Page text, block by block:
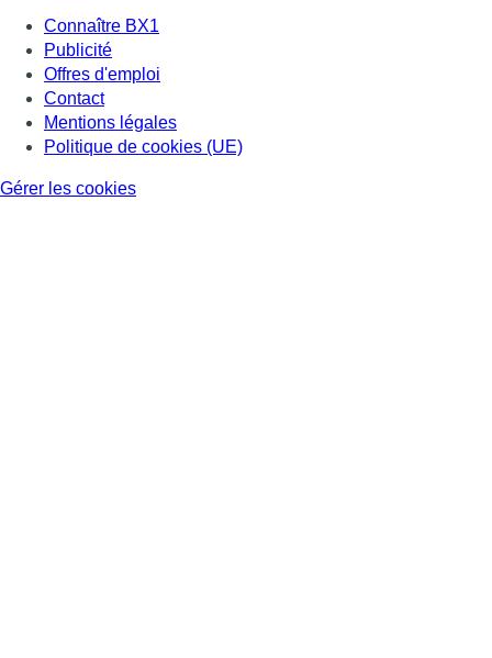
Connaître BX1
Publicité
Offres d'emploi
Contact
Mentions légales
Politique de cookies (UE)
Gérer les cookies